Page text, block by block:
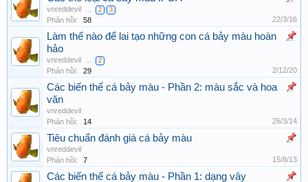
vnreddevil 2 3
Phản hồi: 58 22/3/16
Làm thế nào để lai tạo những con cá bảy màu hoàn
hảo
vnreddevil 2
Phản hồi: 29 2/12/20
Các biến thể cá bảy màu - Phần 2: màu sắc và hoa
văn
vnreddevil
Phản hồi:
14 26/3/14
Tiêu chuẩn đánh giá cá bảy màu
vnreddevil
Phản hồi:
7 15/8/13
Các biến thể cá bảy màu - Phần 1: dạng vây